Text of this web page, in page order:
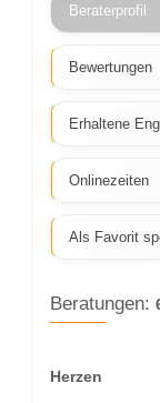
Beraterprofil
Bewertungen
Erhaltene
Onlinezeiten
Als Favorit
Beratungen:
Herzen